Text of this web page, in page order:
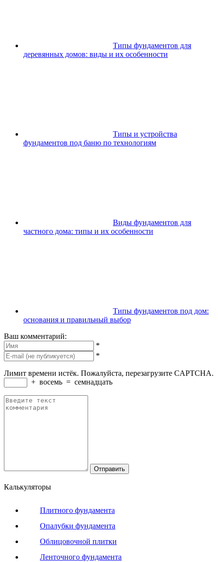
Типы фундаментов для
деревянных домов: виды и их особенности
Типы и устройства
фундаментов под баню по технологиям
Виды фундаментов для
частного дома: типы и их особенности
Типы фундаментов под дом:
основания и правильный выбор
Ваш комментарий:
*
*
Лимит времени истёк. Пожалуйста, перезагрузите CAPTCHA.
+ восемь = семнадцать
Калькуляторы
Плитного фундамента
Опалубки фундамента
Облицовочной плитки
Ленточного фундамента